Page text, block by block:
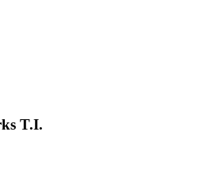
T.I.